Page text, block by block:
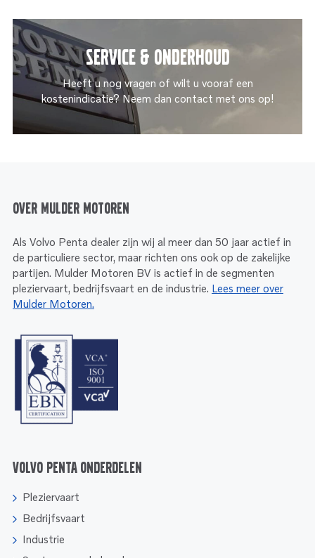
Service & onderhoud
Heeft u nog vragen of wilt u vooraf een
kostenindicatie? Neem dan contact met ons op!
Over Mulder Motoren
Als Volvo Penta dealer zijn wij al meer dan 50 jaar actief in
de particuliere sector, maar richten ons ook op de zakelijke
partijen. Mulder Motoren BV is actief in de segmenten
pleziervaart, bedrijfsvaart en de industrie. Lees meer over
Mulder Motoren.
Volvo Penta onderdelen
Pleziervaart
Bedrijfsvaart
Industrie